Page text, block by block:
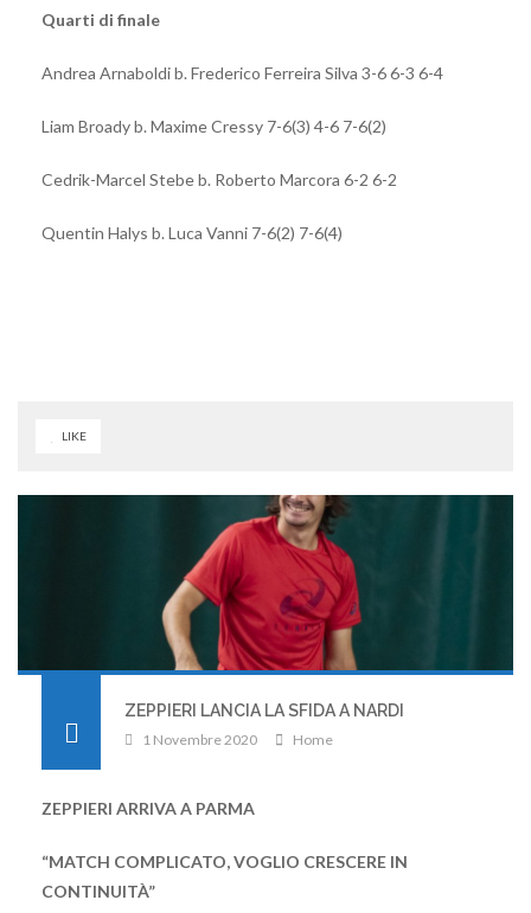
Quarti di finale
Andrea Arnaboldi b. Frederico Ferreira Silva 3-6 6-3 6-4
Liam Broady b. Maxime Cressy 7-6(3) 4-6 7-6(2)
Cedrik-Marcel Stebe b. Roberto Marcora 6-2 6-2
Quentin Halys b. Luca Vanni 7-6(2) 7-6(4)
LIKE
ZEPPIERI LANCIA LA SFIDA A NARDI
1 Novembre 2020 Home
ZEPPIERI ARRIVA A PARMA
“MATCH COMPLICATO, VOGLIO CRESCERE IN
CONTINUITÀ”